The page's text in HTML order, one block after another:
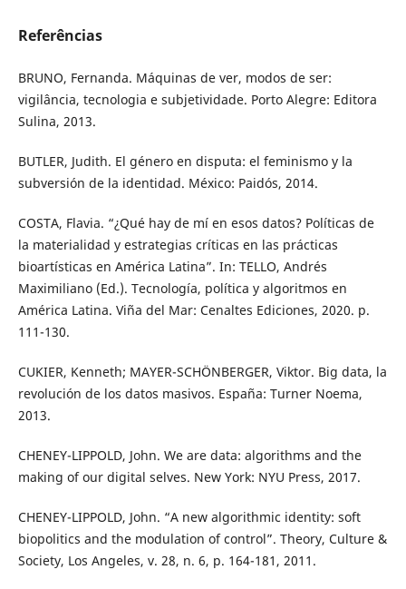
Referências
BRUNO, Fernanda. Máquinas de ver, modos de ser:
vigilância, tecnologia e subjetividade. Porto Alegre: Editora
Sulina, 2013.
BUTLER, Judith. El género en disputa: el feminismo y la
subversión de la identidad. México: Paidós, 2014.
COSTA, Flavia. “¿Qué hay de mí en esos datos? Políticas de
la materialidad y estrategias críticas en las prácticas
bioartísticas en América Latina”. In: TELLO, Andrés
Maximiliano (Ed.). Tecnología, política y algoritmos en
América Latina. Viña del Mar: Cenaltes Ediciones, 2020. p.
111-130.
CUKIER, Kenneth; MAYER-SCHÖNBERGER, Viktor. Big data, la
revolución de los datos masivos. España: Turner Noema,
2013.
CHENEY-LIPPOLD, John. We are data: algorithms and the
making of our digital selves. New York: NYU Press, 2017.
CHENEY-LIPPOLD, John. “A new algorithmic identity: soft
biopolitics and the modulation of control”. Theory, Culture &
Society, Los Angeles, v. 28, n. 6, p. 164-181, 2011.